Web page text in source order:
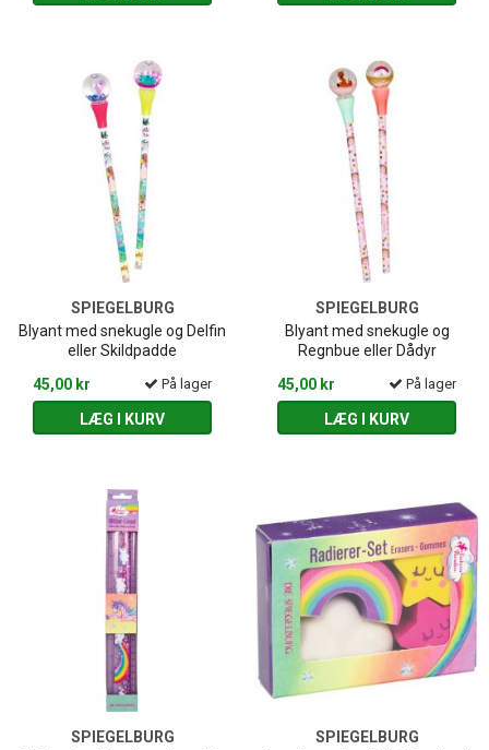
SPIEGELBURG
Blyant med snekugle og Delfin
eller Skildpadde
45,00 kr
På lager
LÆG I KURV
SPIEGELBURG
Blyant med snekugle og
Regnbue eller Dådyr
45,00 kr
På lager
LÆG I KURV
SPIEGELBURG
SPIEGELBURG